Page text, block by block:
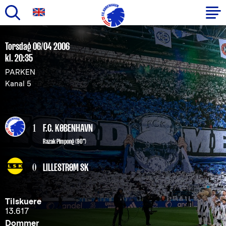
til
hovedindhold
Primær
navigation
Torsdag 06/04 2006
kl. 20:35
PARKEN
Kanal 5
1 F.C. KØBENHAVN
Razak Pimpong(90")
0 LILLESTRØM SK
Tilskuere
13.617
Dommer